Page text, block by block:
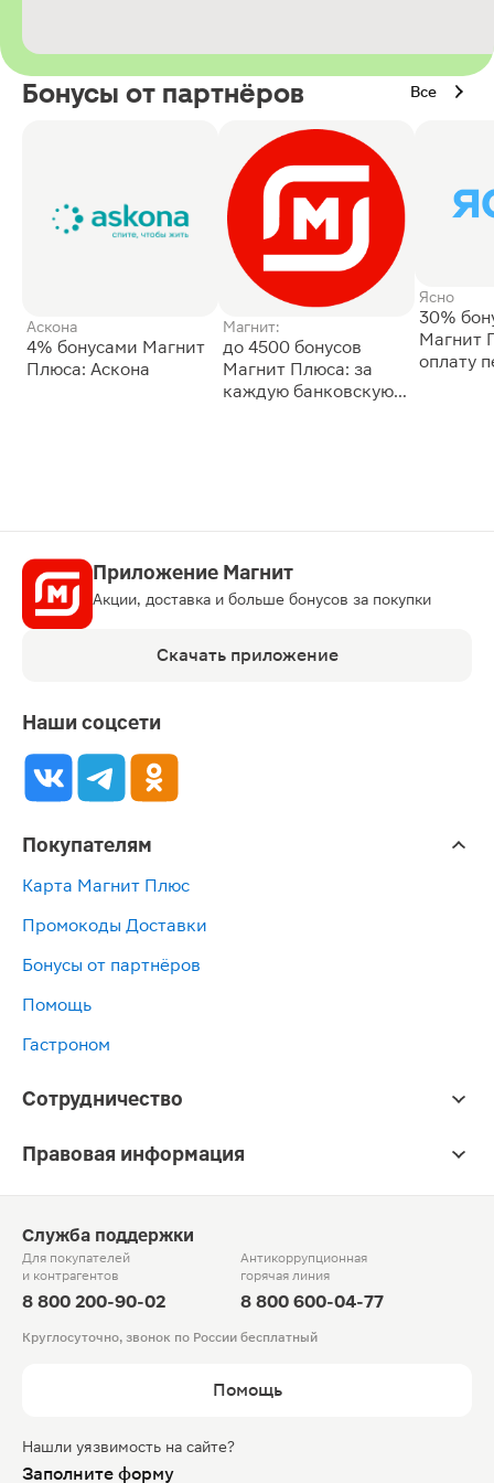
Бонусы от партнёров Все
Аскона
4% бонусами Магнит
Плюса: Аскона
Магнит:
до 4500 бонусов
Магнит Плюса: за
каждую банковскую
Ясно
30%
Магнит
оплату
Приложение Магнит
Акции, доставка и больше бонусов за покупки
Скачать приложение
Наши соцсети
Покупателям
Карта Магнит Плюс
Промокоды Доставки
Бонусы от партнёров
Помощь
Гастроном
Сотрудничество
Правовая информация
Служба поддержки
Для покупателей
и контрагентов
8 800 200-90-02
Антикоррупционная
горячая линия
8 800 600-04-77
Круглосуточно, звонок по России бесплатный
Помощь
Нашли уязвимость на сайте?
Заполните форму